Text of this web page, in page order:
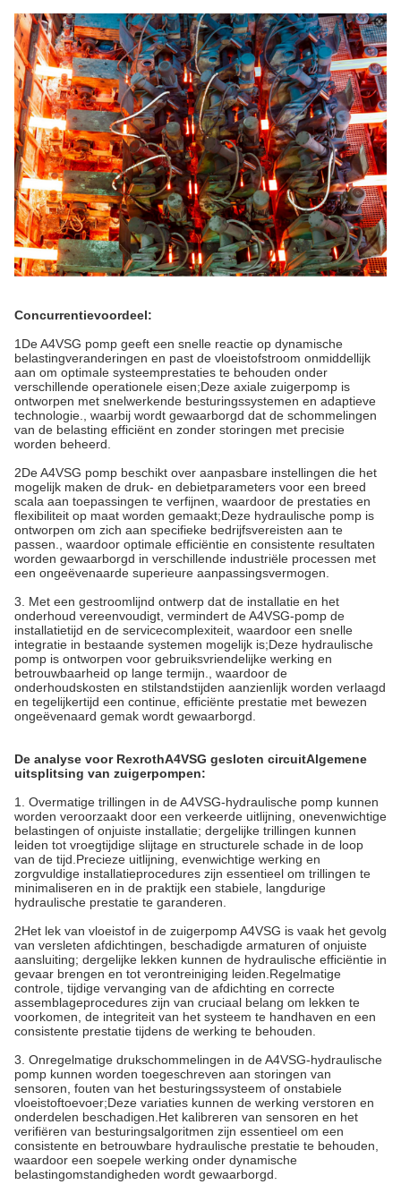
Concurrentievoordeel:
1De A4VSG pomp geeft een snelle reactie op dynamische
belastingveranderingen en past de vloeistofstroom onmiddellijk
aan om optimale systeemprestaties te behouden onder
verschillende operationele eisen;Deze axiale zuigerpomp is
ontworpen met snelwerkende besturingssystemen en adaptieve
technologie., waarbij wordt gewaarborgd dat de schommelingen
van de belasting efficiënt en zonder storingen met precisie
worden beheerd.
2De A4VSG pomp beschikt over aanpasbare instellingen die het
mogelijk maken de druk- en debietparameters voor een breed
scala aan toepassingen te verfijnen, waardoor de prestaties en
flexibiliteit op maat worden gemaakt;Deze hydraulische pomp is
ontworpen om zich aan specifieke bedrijfsvereisten aan te
passen., waardoor optimale efficiëntie en consistente resultaten
worden gewaarborgd in verschillende industriële processen met
een ongeëvenaarde superieure aanpassingsvermogen.
3. Met een gestroomlijnd ontwerp dat de installatie en het
onderhoud vereenvoudigt, vermindert de A4VSG-pomp de
installatietijd en de servicecomplexiteit, waardoor een snelle
integratie in bestaande systemen mogelijk is;Deze hydraulische
pomp is ontworpen voor gebruiksvriendelijke werking en
betrouwbaarheid op lange termijn., waardoor de
onderhoudskosten en stilstandstijden aanzienlijk worden verlaagd
en tegelijkertijd een continue, efficiënte prestatie met bewezen
ongeëvenaard gemak wordt gewaarborgd.
De analyse voor RexrothA4VSG gesloten circuitAlgemene
uitsplitsing van zuigerpompen:
1. Overmatige trillingen in de A4VSG-hydraulische pomp kunnen
worden veroorzaakt door een verkeerde uitlijning, onevenwichtige
belastingen of onjuiste installatie; dergelijke trillingen kunnen
leiden tot vroegtijdige slijtage en structurele schade in de loop
van de tijd.Precieze uitlijning, evenwichtige werking en
zorgvuldige installatieprocedures zijn essentieel om trillingen te
minimaliseren en in de praktijk een stabiele, langdurige
hydraulische prestatie te garanderen.
2Het lek van vloeistof in de zuigerpomp A4VSG is vaak het gevolg
van versleten afdichtingen, beschadigde armaturen of onjuiste
aansluiting; dergelijke lekken kunnen de hydraulische efficiëntie in
gevaar brengen en tot verontreiniging leiden.Regelmatige
controle, tijdige vervanging van de afdichting en correcte
assemblageprocedures zijn van cruciaal belang om lekken te
voorkomen, de integriteit van het systeem te handhaven en een
consistente prestatie tijdens de werking te behouden.
3. Onregelmatige drukschommelingen in de A4VSG-hydraulische
pomp kunnen worden toegeschreven aan storingen van
sensoren, fouten van het besturingssysteem of onstabiele
vloeistoftoevoer;Deze variaties kunnen de werking verstoren en
onderdelen beschadigen.Het kalibreren van sensoren en het
verifiëren van besturingsalgoritmen zijn essentieel om een
consistente en betrouwbare hydraulische prestatie te behouden,
waardoor een soepele werking onder dynamische
belastingomstandigheden wordt gewaarborgd.